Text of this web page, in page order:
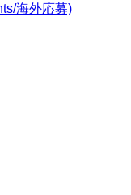
海外応募)